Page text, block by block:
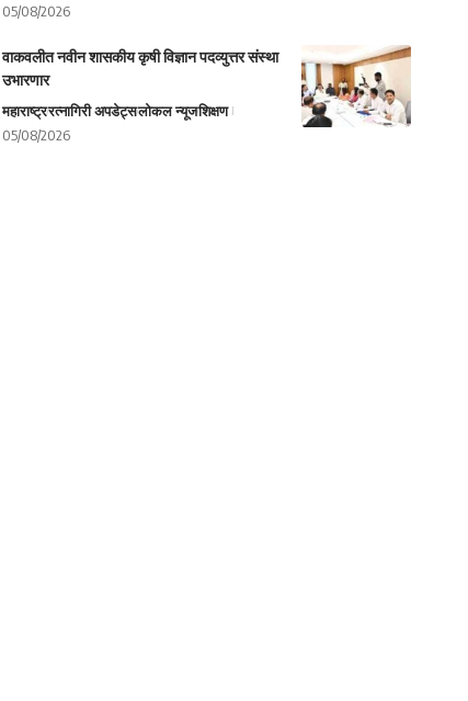
05/08/2026
वाकवलीत नवीन शासकीय कृषी विज्ञान पदव्युत्तर संस्था
उभारणार
महाराष्ट्ररत्नागिरी अपडेट्सलोकल न्यूजशिक्षण
05/08/2026